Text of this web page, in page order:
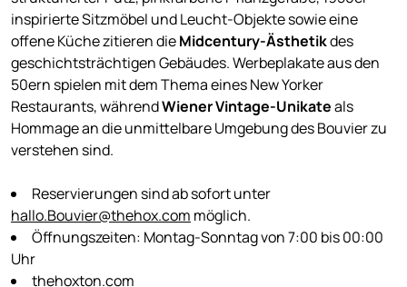
inspirierte Sitzmöbel und Leucht-Objekte sowie eine
offene Küche zitieren dieMidcentury-Ästhetikdes
geschichtsträchtigen Gebäudes. Werbeplakate aus den
50ern spielen mit dem Thema eines New Yorker
Restaurants, währendWiener Vintage-Unikateals
Hommage an die unmittelbare Umgebung des Bouvier zu
verstehen sind.
Reservierungen sind ab sofort unter
hallo.Bouvier@thehox.com möglich.
Öffnungszeiten: Montag-Sonntag von 7:00 bis 00:00
Uhr
thehoxton.com